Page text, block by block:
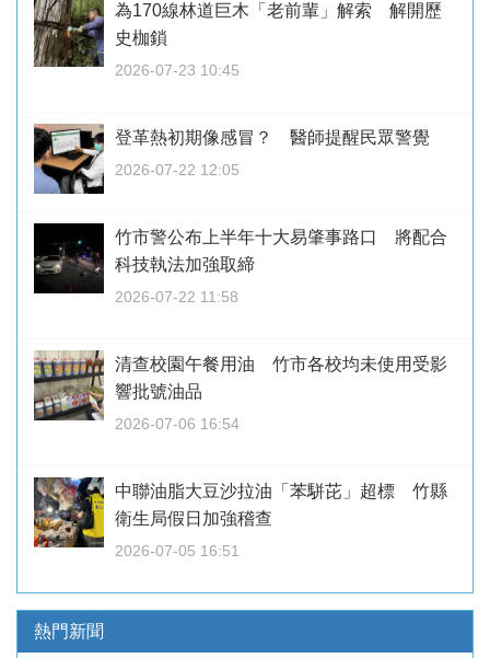
為170線林道巨木「老前輩」解索 解開歷
史枷鎖
2026-07-23 10:45
登革熱初期像感冒？ 醫師提醒民眾警覺
2026-07-22 12:05
竹市警公布上半年十大易肇事路口 將配合
科技執法加強取締
2026-07-22 11:58
清查校園午餐用油 竹市各校均未使用受影
響批號油品
2026-07-06 16:54
中聯油脂大豆沙拉油「苯駢芘」超標 竹縣
衛生局假日加強稽查
2026-07-05 16:51
熱門新聞